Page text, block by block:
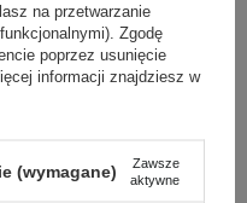
na przetwarzanie
Zgodę
poprzez usunięcie
informacji znajdziesz w
(wymagane)
Zawsze
aktywne